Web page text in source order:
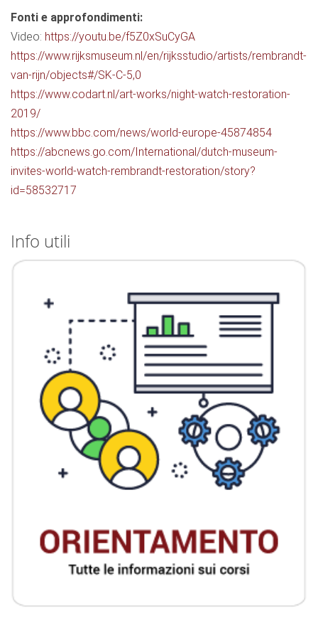
Fonti e approfondimenti:
Video: https://youtu.be/f5Z0xSuCyGA
https://www.rijksmuseum.nl/en/rijksstudio/artists/rembrandt-
van-rijn/objects#/SK-C-5,0
https://www.codart.nl/art-works/night-watch-restoration-
2019/
https://www.bbc.com/news/world-europe-45874854
https://abcnews.go.com/International/dutch-museum-
invites-world-watch-rembrandt-restoration/story?
id=58532717
Info utili